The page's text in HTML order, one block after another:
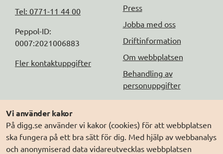
Vi använder kakor
På digg.se använder vi kakor (cookies) för att webbplatsen
ska fungera på ett bra sätt för dig. Med hjälp av webbanalys
och anonymiserad data vidareutvecklas webbplatsen
Tel: 0771-11 44 00
Peppol-ID:
0007:2021006883
Fler kontaktuppgifter
Press
Jobba med oss
Driftinformation
Om webbplatsen
Behandling av
personuppgifter
Följ oss
DIGG på
Prenumerera på nyheter
DIGG på
LinkedIn
Elegitimation.se
Min myndighetspost